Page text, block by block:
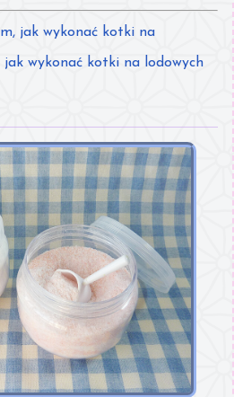
jak wykonać kotki na
jak wykonać kotki na lodowych